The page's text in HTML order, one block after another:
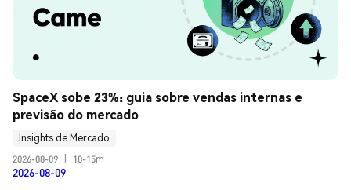
SpaceX sobe 23%: guia sobre vendas internas e
previsão do mercado
Insights de Mercado
2026-08-09
10-15m
2026-08-09